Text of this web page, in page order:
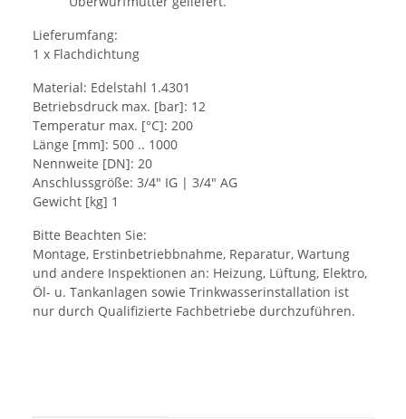
Lieferumfang:
1 x Flachdichtung
Material: Edelstahl 1.4301
Betriebsdruck max. [bar]: 12
Temperatur max. [°C]: 200
Länge [mm]: 500 .. 1000
Nennweite [DN]: 20
Anschlussgröße: 3/4" IG | 3/4" AG
Gewicht [kg] 1
Bitte Beachten Sie:
Montage, Erstinbetriebbnahme, Reparatur, Wartung
und andere Inspektionen an: Heizung, Lüftung, Elektro,
Öl- u. Tankanlagen sowie Trinkwasserinstallation ist
nur durch Qualifizierte Fachbetriebe durchzuführen.